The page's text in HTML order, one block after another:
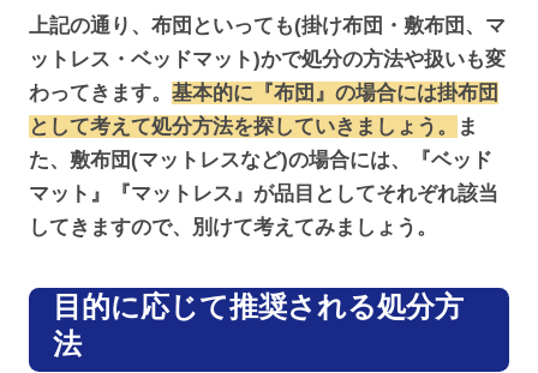
上記の通り、布団といっても(掛け布団・敷布団、マ
ットレス・ベッドマット)かで処分の方法や扱いも変
わってきます。 基本的に『布団』の場合には掛布団
として考えて処分方法を探していきましょう。
ま
た、敷布団(マットレスなど)の場合には、『ベッド
マット』『マットレス』が品目としてそれぞれ該当
してきますので、別けて考えてみましょう。
目的に応じて推奨される処分方
法